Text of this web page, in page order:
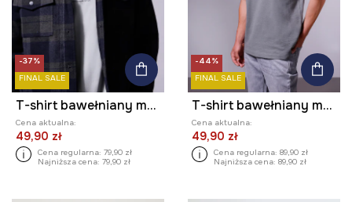
-37%
FINAL SALE
T-shirt bawełniany męski z kolekcji Science – Words of Wisdom
Cena aktualna:
49,90 zł
Cena regularna: 79,90 zł
Najniższa cena: 79,90 zł
-44%
FINAL SALE
T-shirt bawełniany męski z kolekcji Science – Words of Wisdom
Cena aktualna:
49,90 zł
Cena regularna: 89,90 zł
Najniższa cena: 89,90 zł